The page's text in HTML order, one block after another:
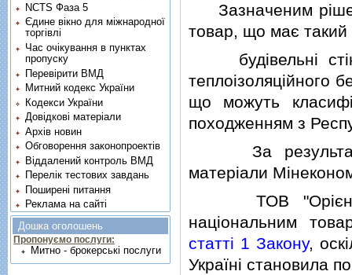
Зазначеним
товар, що має такий
будiвельнi
теплоiзоляцiйного
що можуть
походженням з
За
матерiали
ТОВ "Орiєнтир-
нацiональним
статтi 1 Закону,
Українi становила
NCTS Фаза 5
Єдине вікно для міжнародної
торгівлі
Час очікування в пунктах
пропуску
Перевірити ВМД
Митний кодекс України
Кодекси України
Довідкові матеріали
Архів новин
Обговорення законопроектів
Віддалений контроль ВМД
Перелік тестових завдань
Поширені питання
Реклама на сайті
Дошка оголошень
Пропонуємо послуги:
Митно - брокерські послуги